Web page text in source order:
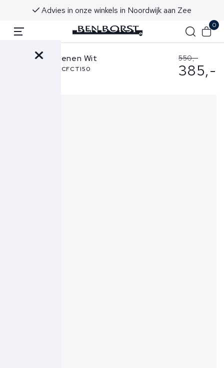
in huis! Advies in onze winkels in
0
Santoni Schoenen Wit
MBGT21964PNNCFCTI50
550,-
385,-